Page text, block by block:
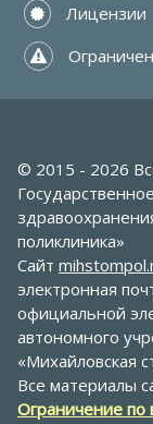
Лицензии
© 2015 - 2026
поликлиника»
Сайт
электронная
официальной
автономного
«Михайловская
Все материалы
Ограничение по